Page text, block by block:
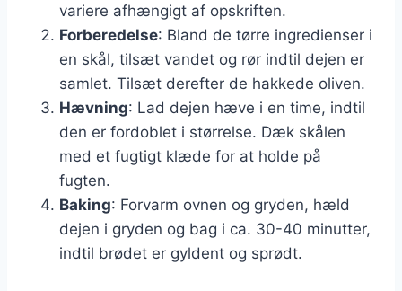
variere afhængigt af opskriften.
Forberedelse: Bland de tørre ingredienser i
en skål, tilsæt vandet og rør indtil dejen er
samlet. Tilsæt derefter de hakkede oliven.
Hævning: Lad dejen hæve i en time, indtil
den er fordoblet i størrelse. Dæk skålen
med et fugtigt klæde for at holde på
fugten.
Baking: Forvarm ovnen og gryden, hæld
dejen i gryden og bag i ca. 30-40 minutter,
indtil brødet er gyldent og sprødt.